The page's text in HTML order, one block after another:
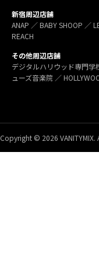
新宿周辺店舗
ANAP ／ BABY SHOOP ／
REACH
その他周辺店舗
デジタルハリウッド専門学
ューズ音楽院 ／
Copyright © 2026 VANITYMIX.